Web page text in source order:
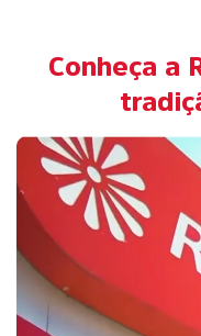
Conheça a